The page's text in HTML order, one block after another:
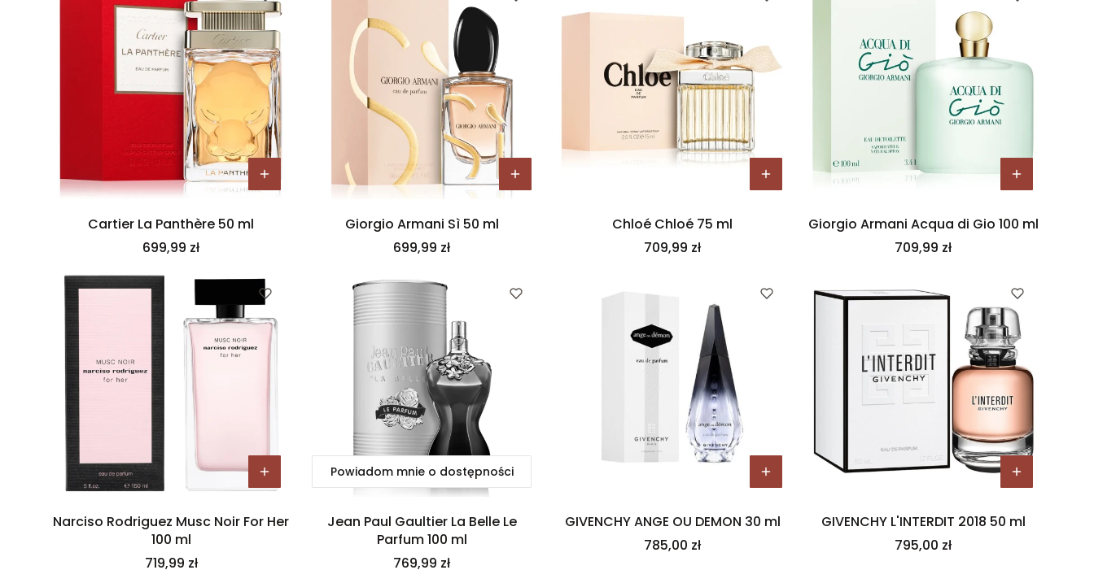
Cartier La Panthère 50 ml
Cena
699,99 zł
Giorgio Armani Sì 50 ml
Cena
699,99 zł
Chloé Chloé 75 ml
Cena
709,99 zł
Giorgio Armani Acqua di Gio 100 ml
Cena
709,99 zł
Narciso Rodriguez Musc Noir For Her
100 ml
Cena
719,99 zł
Powiadom mnie o dostępności
Jean Paul Gaultier La Belle Le
Parfum 100 ml
Cena
769,99 zł
GIVENCHY ANGE OU DEMON 30 ml
Cena
785,00 zł
GIVENCHY L'INTERDIT 2018 50 ml
Cena
795,00 zł